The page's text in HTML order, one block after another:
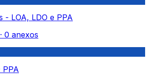
- LOA, LDO e PPA
· 0 anexos
PPA